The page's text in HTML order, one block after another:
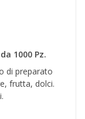
1000 Pz.
di preparato
frutta, dolci.